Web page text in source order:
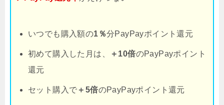
いつでも購入額の1％分PayPayポイント還元
初めて購入した月は、 ＋10倍のPayPayポイント
還元
セット購入で ＋5倍のPayPayポイント還元